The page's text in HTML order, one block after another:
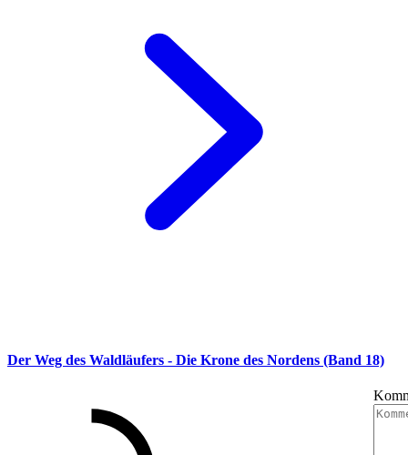
Der Weg des Waldläufers - Die Krone des Nordens (Band 18)